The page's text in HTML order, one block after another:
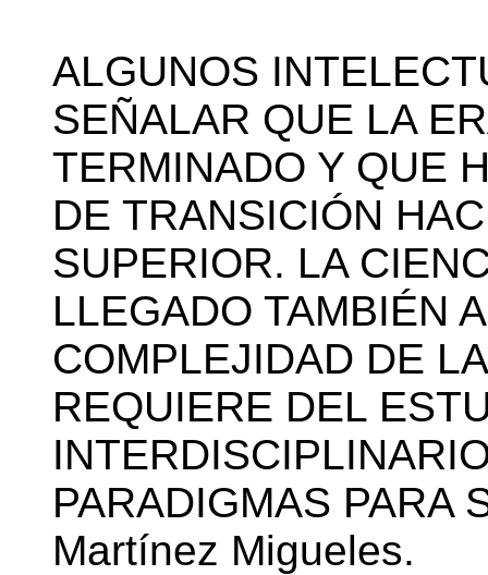
ALGUNOS
SEÑALAR QUE LA
TERMINADO Y QUE
DE TRANSICIÓN
SUPERIOR. LA
LLEGADO TAMBIÉN
COMPLEJIDAD DE
REQUIERE DEL
PARADIGMAS PARA
Martínez Migueles.